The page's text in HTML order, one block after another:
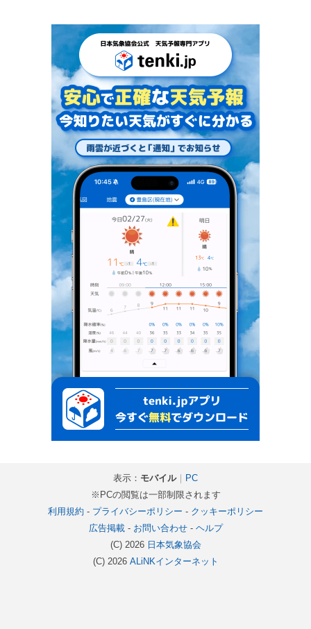
表示： モバイル｜
PC
※PCの閲覧は一部制限されます
利用規約 - プライバシーポリシー - クッキーポリシー
広告掲載- お問い合わせ- ヘルプ
(C) 2026 日本気象協会
(C) 2026 ALiNKインターネット